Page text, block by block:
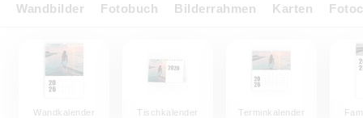
Wandbilder Fotobuch Bilderrahmen Karten
Wandkalender Tischkalender Terminkalender